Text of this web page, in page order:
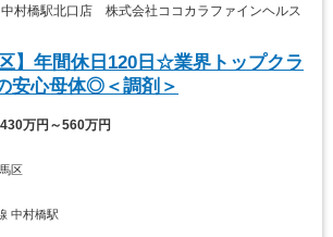
村橋駅北口店 株式会社ココカラファインヘルス
】年間休日120日☆業界トップクラ
安心母体◎＜調剤＞
430万円～560万円
区
中村橋駅